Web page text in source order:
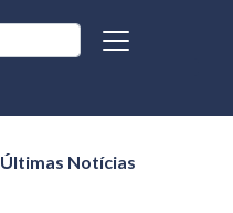
Últimas Notícias